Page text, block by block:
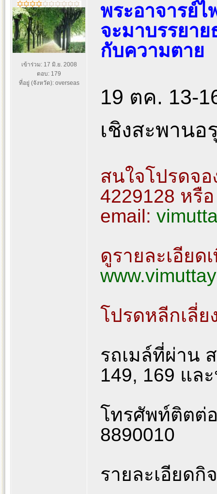
เข้าร่วม: 17 มิ.ย. 2008
ตอบ: 179
ที่อยู่ (จังหวัด): overseas
พระอาจารย์ไ
จะมาบรรยาย
กับความตาย
19 ตค. 13-
เชิงสะพาน
สนใจโปรดจ
4229128 หรือ
email:
ดูรายละเอียด
โปรดหลีกเลี่
รถเมล์ที่ผ่าน
149, 169 แล
โทรศัพท์ติตต่
8890010
รายละเอียดกิ